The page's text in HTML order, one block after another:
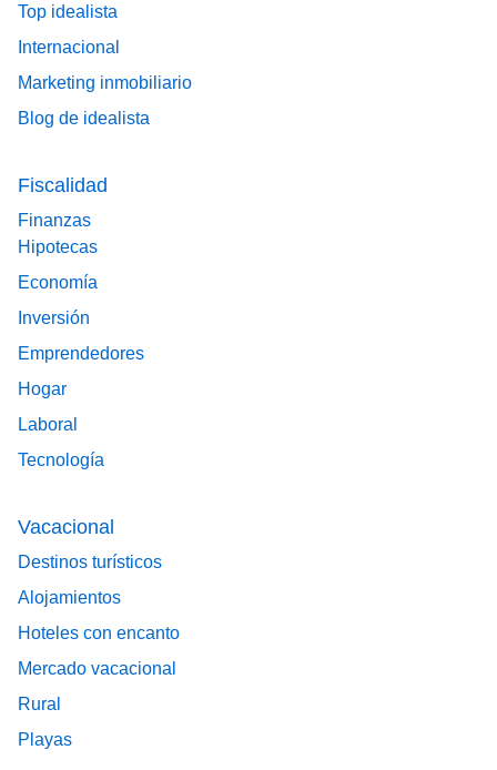
Top idealista
Internacional
Marketing inmobiliario
Blog de idealista
Fiscalidad
Finanzas
Hipotecas
Economía
Inversión
Emprendedores
Hogar
Laboral
Tecnología
Vacacional
Destinos turísticos
Alojamientos
Hoteles con encanto
Mercado vacacional
Rural
Playas